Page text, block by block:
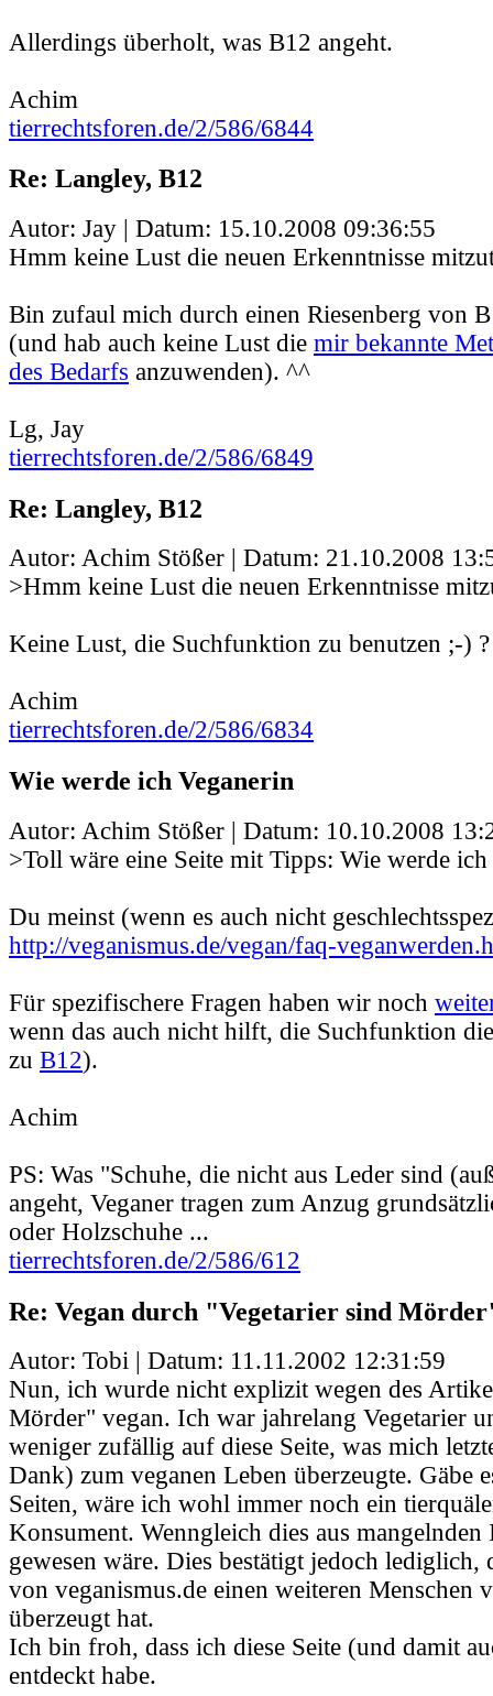
Allerdings überholt, was B12 angeht.
Achim
tierrechtsforen.de/2/586/6844
Re: Langley, B12
Autor: Jay | Datum: 15.10.2008 09:36:55
Hmm keine Lust die neuen Erkenntnisse
Bin zufaul mich durch einen Riesenberg von
(und hab auch keine Lust die mir bekannte
des Bedarfs anzuwenden). ^^
Lg, Jay
tierrechtsforen.de/2/586/6849
Re: Langley, B12
Autor: Achim Stößer | Datum: 21.10.2008
>Hmm keine Lust die neuen Erkenntnisse
Keine Lust, die Suchfunktion zu benutzen ;-) ?
Achim
tierrechtsforen.de/2/586/6834
Wie werde ich Veganerin
Autor: Achim Stößer | Datum: 10.10.2008
>Toll wäre eine Seite mit Tipps: Wie werde
Du meinst (wenn es auch nicht
http://veganismus.de/vegan/faq-
Für spezifischere Fragen haben wir noch
wenn das auch nicht hilft, die Suchfunktion
zu B12).
Achim
PS: Was "Schuhe, die nicht aus Leder sind
angeht, Veganer tragen zum Anzug
oder Holzschuhe ...
tierrechtsforen.de/2/586/612
Re: Vegan durch "Vegetarier sind
Autor: Tobi | Datum: 11.11.2002 12:31:59
Nun, ich wurde nicht explizit wegen des
Mörder" vegan. Ich war jahrelang Vegetarier
weniger zufällig auf diese Seite, was mich
Dank) zum veganen Leben überzeugte. Gäbe
Seiten, wäre ich wohl immer noch ein
Konsument. Wenngleich dies aus
gewesen wäre. Dies bestätigt jedoch lediglich,
von veganismus.de einen weiteren Menschen
überzeugt hat.
Ich bin froh, dass ich diese Seite (und damit
entdeckt habe.